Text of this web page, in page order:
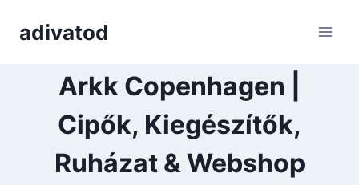
adivatod
Arkk Copenhagen |
Cipők, Kiegészítők,
Ruházat & Webshop